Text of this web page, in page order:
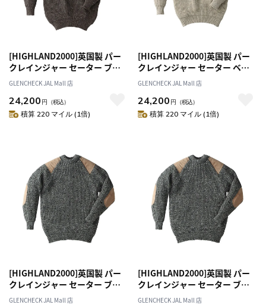
[HIGHLAND2000]英国製 パー
クレインジャー セーター ブラ
ウン S[オススメ対象]
GLENCHECK JAL Mall 店
24,200 円 （税込）
積算 220 マイル (1倍)
[HIGHLAND2000]英国製 パー
クレインジャー セーター ベー
ジュ S[オススメ対象]
GLENCHECK JAL Mall 店
24,200 円 （税込）
積算 220 マイル (1倍)
[HIGHLAND2000]英国製 パー
クレインジャー セーター ブラ
ック/ホワイト S[オススメ対象]
GLENCHECK JAL Mall 店
[HIGHLAND2000]英国製 パー
クレインジャー セーター ブラ
ック/ホワイト L[オススメ対象]
GLENCHECK JAL Mall 店